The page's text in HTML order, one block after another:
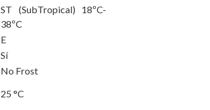
ST (SubTropical) 18ºC-
38ºC
E
Sí
No Frost
25 °C